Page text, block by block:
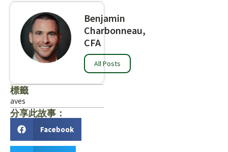
Benjamin
Charbonneau,
CFA
All Posts
標籤
aves
分享此故事：
Facebook